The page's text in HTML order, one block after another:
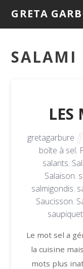
GRETA
SALAMI
LES
gretagarbure
boîte à sel,
salants,
Salaison,
salmigondis,
Saucisson,
saupiquet
Le mot sel a
la cuisine
mots plus